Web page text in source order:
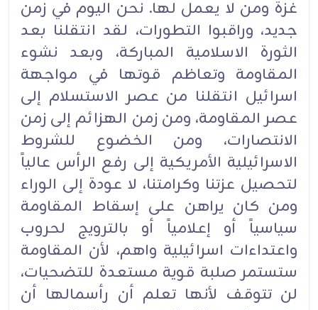
غزة ومن لا يعمل لها. نحن اليوم في زمن
جديد، وراقبوا التطورات، لقد انتقلنا بعد
الثورة الاسلامية المباركة، وبعد نشوء
المقاومة وتعاظم قوتها في مواجهة
اسرائيل انتقلنا من عصر الاستسلام إلى
عصر المقاومة، ومن زمن الهزائم إلى زمن
الانتصارات، ومن الخضوع للشروط
الاسرائيلية الأمريكية إلى رفع الرأس عالياً
لتحصيل عزتنا وكرامتنا، لا عودة إلى الوراء
ومن كان يراهن على إسقاط المقاومة
سياسياً أو إعلامياً أو بالترويج لحروب
واعتداءات اسرائيلية واهم، لأن المقاومة
ستستمر صلبة قوية مستعدة للتضحيات،
لن تتوقف لأنها تعلم أن رأسمالها أن